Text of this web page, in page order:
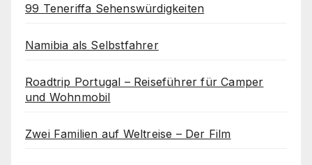
99 Teneriffa Sehenswürdigkeiten
Namibia als Selbstfahrer
Roadtrip Portugal – Reiseführer für Camper
und Wohnmobil
Zwei Familien auf Weltreise – Der Film